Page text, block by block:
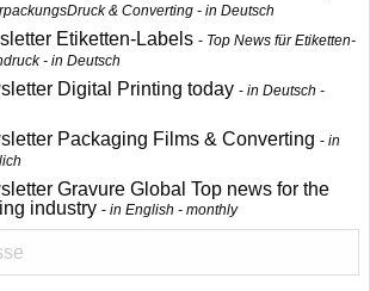
& Converting - in Deutsch
Etiketten-Labels
Top News für Etiketten-
- in Deutsch
Digital Printing today
in Deutsch -
Packaging Films & Converting
in
Gravure Global Top news for the
industry
in English - monthly